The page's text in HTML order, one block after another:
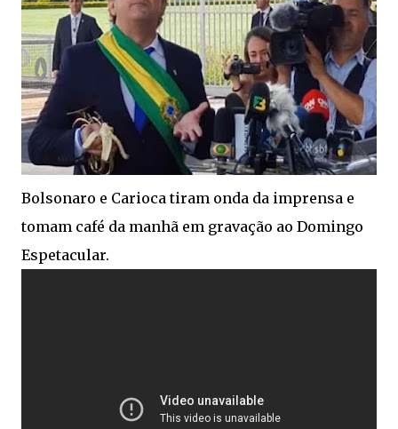
Bolsonaro e Carioca tiram onda da imprensa e
tomam café da manhã em gravação ao Domingo
Espetacular.